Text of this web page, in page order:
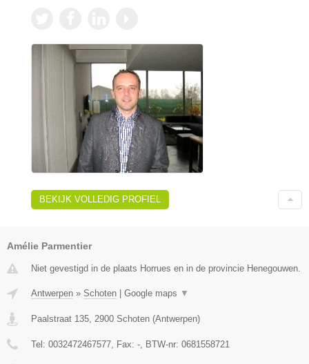
BEKIJK VOLLEDIG PROFIEL
Amélie Parmentier
Niet gevestigd in de plaats Horrues en in de provincie Henegouwen.
Antwerpen » Schoten Google maps ▼
Paalstraat 135 2900 Schoten (Antwerpen)
Tel: 0032472467577 , Fax: - , BTW-nr: 0681558721